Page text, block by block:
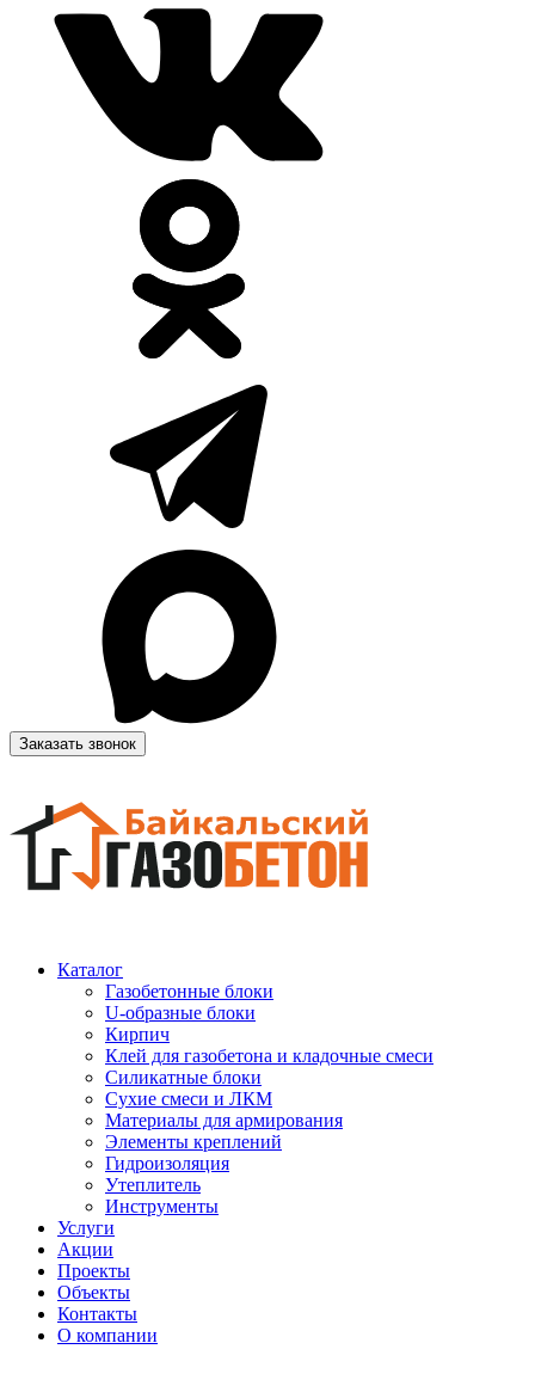
Заказать звонок
Каталог
Газобетонные блоки
U-образные блоки
Кирпич
Клей для газобетона и кладочные смеси
Силикатные блоки
Сухие смеси и ЛКМ
Материалы для армирования
Элементы креплений
Гидроизоляция
Утеплитель
Инструменты
Услуги
Акции
Проекты
Объекты
Контакты
О компании